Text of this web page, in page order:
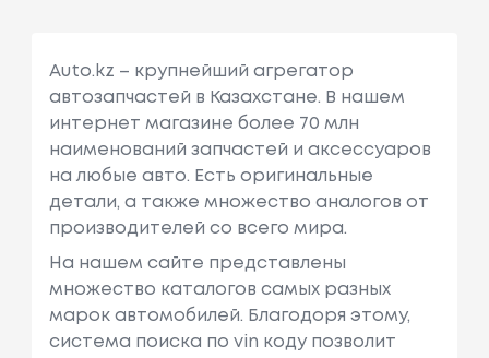
Auto.kz – крупнейший агрегатор
автозапчастей в Казахстане. В нашем
интернет магазине более 70 млн
наименований запчастей и аксессуаров
на любые авто. Есть оригинальные
детали, а также множество аналогов от
производителей со всего мира.
На нашем сайте представлены
множество каталогов самых разных
марок автомобилей. Благодоря этому,
система поиска по vin коду позволит